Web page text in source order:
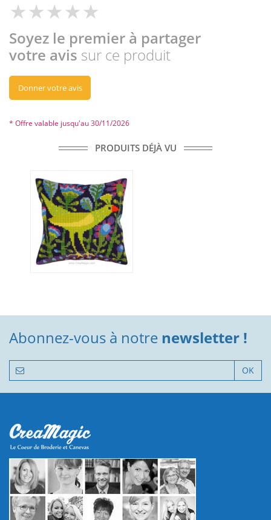
Soyez le premier à partager
votre avis sur ce produit
Donner votre avis
* Offre valable jusqu'au 30/11/2026
PRODUITS DÉJÀ VU
Abonnez-vous à notre newsletter !
OK